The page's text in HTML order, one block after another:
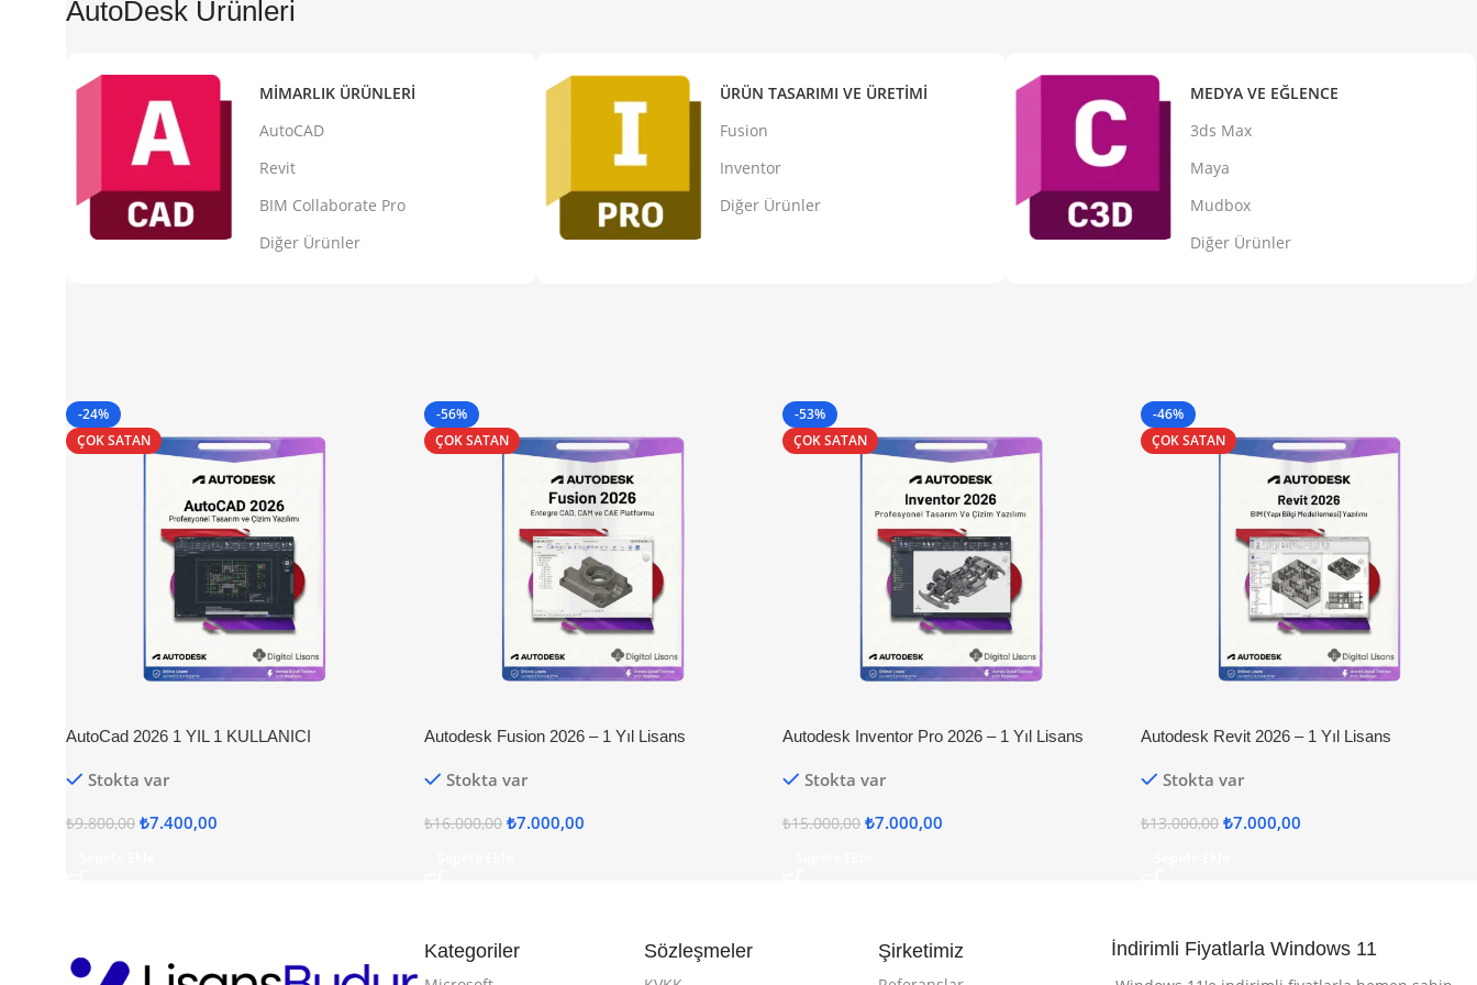
AutoDesk Ürünleri
MIMARLIK ÜRÜNLERI
AutoCAD
Revit
BIM Collaborate Pro
Diğer Ürünler
ÜRÜN TASARIMI VE ÜRETIMI
Fusion
Inventor
Diğer Ürünler
MEDYA VE EĞLENCE
3ds Max
Maya
Mudbox
Diğer Ürünler
-24%
ÇOK SATAN
AutoCad 2026 1 YIL 1 KULLANICI
Stokta var
₺9.800,00 ₺7.400,00
-56%
ÇOK SATAN
Autodesk Fusion 2026 – 1 Yıl Lisans
Stokta var
₺16.000,00 ₺7.000,00
-53%
ÇOK SATAN
Autodesk Inventor Pro 2026 – 1 Yıl Lisans
Stokta var
₺15.000,00 ₺7.000,00
-46%
ÇOK SATAN
Autodesk Revit 2026 – 1 Yıl Lisans
Stokta var
₺13.000,00 ₺7.000,00
Kategoriler Sözleşmeler Şirketimiz İndirimli Fiyatlarla Windows 11